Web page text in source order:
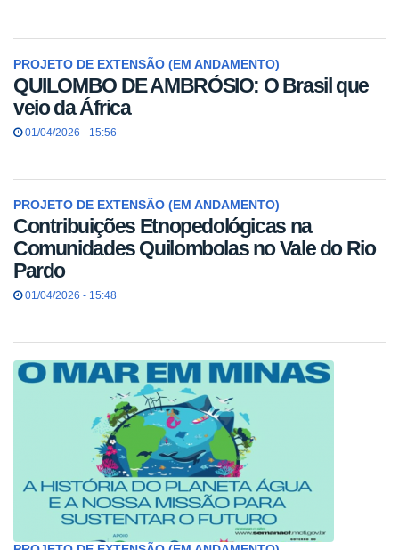
PROJETO DE EXTENSÃO (EM ANDAMENTO)
QUILOMBO DE AMBRÓSIO: O Brasil que
veio da África
01/04/2026 - 15:56
PROJETO DE EXTENSÃO (EM ANDAMENTO)
Contribuições Etnopedológicas na
Comunidades Quilombolas no Vale do Rio
Pardo
01/04/2026 - 15:48